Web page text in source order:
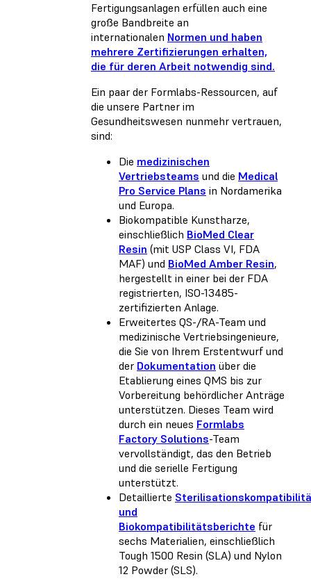
Fertigungsanlagen erfüllen auch eine
große Bandbreite an
internationalen Normen und haben
mehrere Zertifizierungen erhalten,
die für deren Arbeit notwendig sind.
Ein paar der Formlabs-Ressourcen, auf
die unsere Partner im
Gesundheitswesen nunmehr vertrauen,
sind:
Die medizinischen
Vertriebsteams und die Medical
Pro Service Plans in Nordamerika
und Europa.
Biokompatible Kunstharze,
einschließlich BioMed Clear
Resin (mit USP Class VI, FDA
MAF) und BioMed Amber Resin,
hergestellt in einer bei der FDA
registrierten, ISO-13485-
zertifizierten Anlage.
Erweitertes QS-/RA-Team und
medizinische Vertriebsingenieure,
die Sie von Ihrem Erstentwurf und
der Dokumentation über die
Etablierung eines QMS bis zur
Vorbereitung behördlicher Anträge
unterstützen. Dieses Team wird
durch ein neues Formlabs
Factory Solutions-Team
vervollständigt, das den Betrieb
und die serielle Fertigung
unterstützt.
Detaillierte
und
Biokompatibilitätsberichte für
sechs Materialien, einschließlich
Tough 1500 Resin (SLA) und Nylon
12 Powder (SLS).